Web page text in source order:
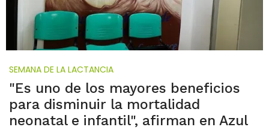
SEMANA DE LA LACTANCIA
"Es uno de los mayores beneficios
para disminuir la mortalidad
neonatal e infantil", afirman en Azul